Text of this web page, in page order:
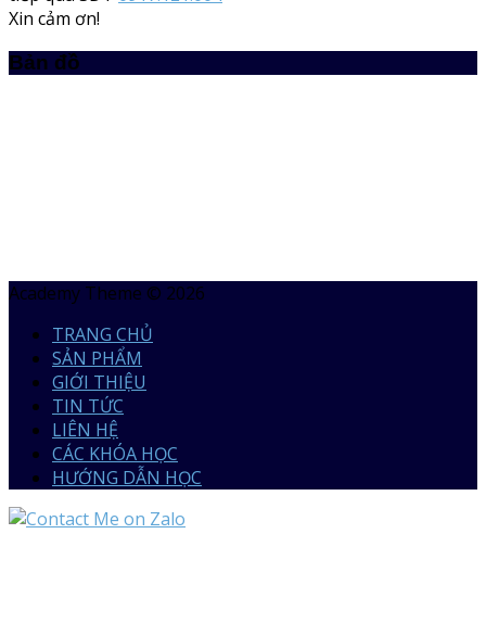
Xin cảm ơn!
Bản đồ
Academy Theme © 2026
TRANG CHỦ
SẢN PHẨM
GIỚI THIỆU
TIN TỨC
LIÊN HỆ
CÁC KHÓA HỌC
HƯỚNG DẪN HỌC